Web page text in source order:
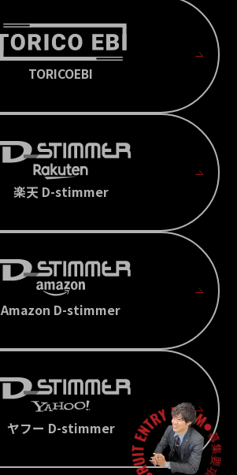
TORICOEBI
楽天 D-stimmer
Amazon D-stimmer
ヤフー D-stimmer